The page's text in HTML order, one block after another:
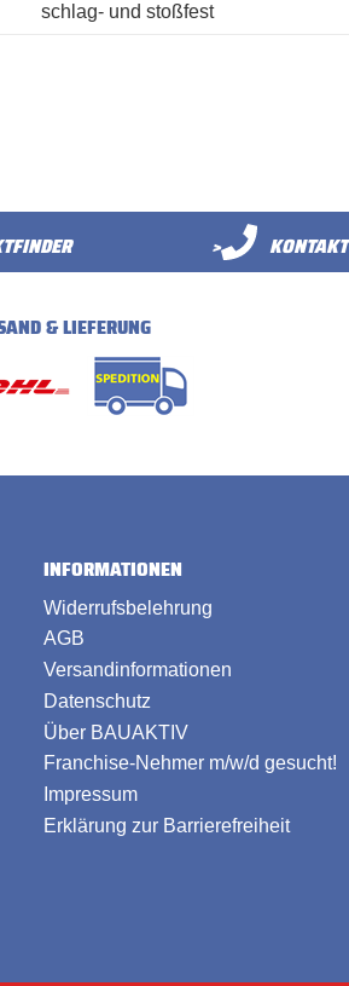
schlag- und stoßfest
> KONTAKT
& LIEFERUNG
INFORMATIONEN
Widerrufsbelehrung
AGB
Versandinformationen
Datenschutz
Über BAUAKTIV
Franchise-Nehmer m/w/d gesucht!
Impressum
Erklärung zur Barrierefreiheit